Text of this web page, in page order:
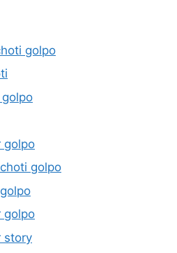
golpo
golpo
golpo
golpo
story